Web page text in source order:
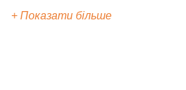
+ Показати більше